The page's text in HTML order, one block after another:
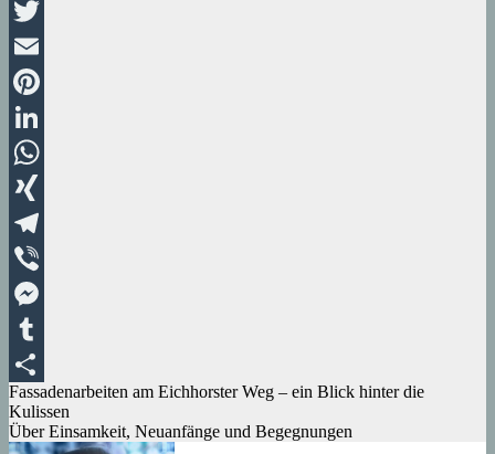
Facebook
Twitter
Email
Pinterest
LinkedIn
WhatsApp
XING
Telegram
Viber
Messenger
Tumblr
Teilen
Beitragsnavigation
Fassadenarbeiten am Eichhorster Weg – ein Blick hinter die
Kulissen
Über Einsamkeit, Neuanfänge und Begegnungen